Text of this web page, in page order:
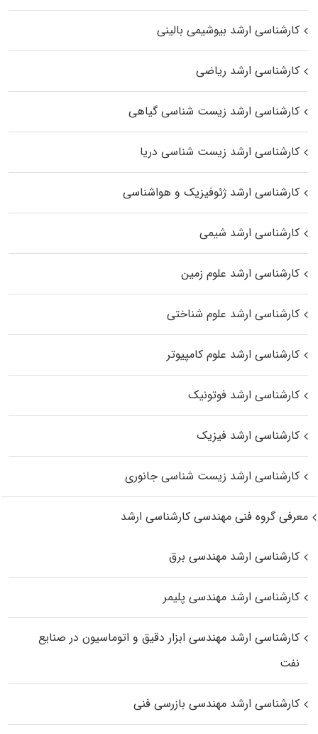
کارشناسی ارشد بیوشیمی بالینی
کارشناسی ارشد ریاضی
کارشناسی ارشد زیست‌ شناسی گیاهی
کارشناسی ارشد زیست‌ شناسی دریا
کارشناسی ارشد ژئوفیزیک و هواشناسی
کارشناسی ارشد شیمی
کارشناسی ارشد علوم زمین
کارشناسی ارشد علوم شناختی
کارشناسی ارشد علوم کامپیوتر
کارشناسی ارشد فوتونیک
کارشناسی ارشد فیزیک
کارشناسی ارشد زیست‌ شناسی جانوری
معرفی گروه فنی مهندسی کارشناسی ارشد
کارشناسی ارشد مهندسی برق
کارشناسی ارشد مهندسی پلیمر
کارشناسی ارشد مهندسی ابزار دقیق و اتوماسیون در صنایع
نفت
کارشناسی ارشد مهندسی بازرسی فنی